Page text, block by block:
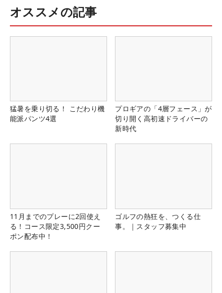
オススメの記事
猛暑を乗り切る！ こだわり機
能派パンツ4選
プロギアの「4層フェース」が
切り開く高初速ドライバーの
新時代
11月までのプレーに2回使え
る！コース限定3,500円クー
ポン配布中！
ゴルフの熱狂を、つくる仕
事。｜スタッフ募集中